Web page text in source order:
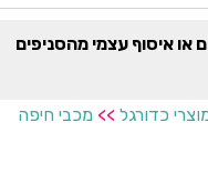
599 משלוח חינם או איסוף עצמי מהסניפים
כדורגל >> מכבי חיפה